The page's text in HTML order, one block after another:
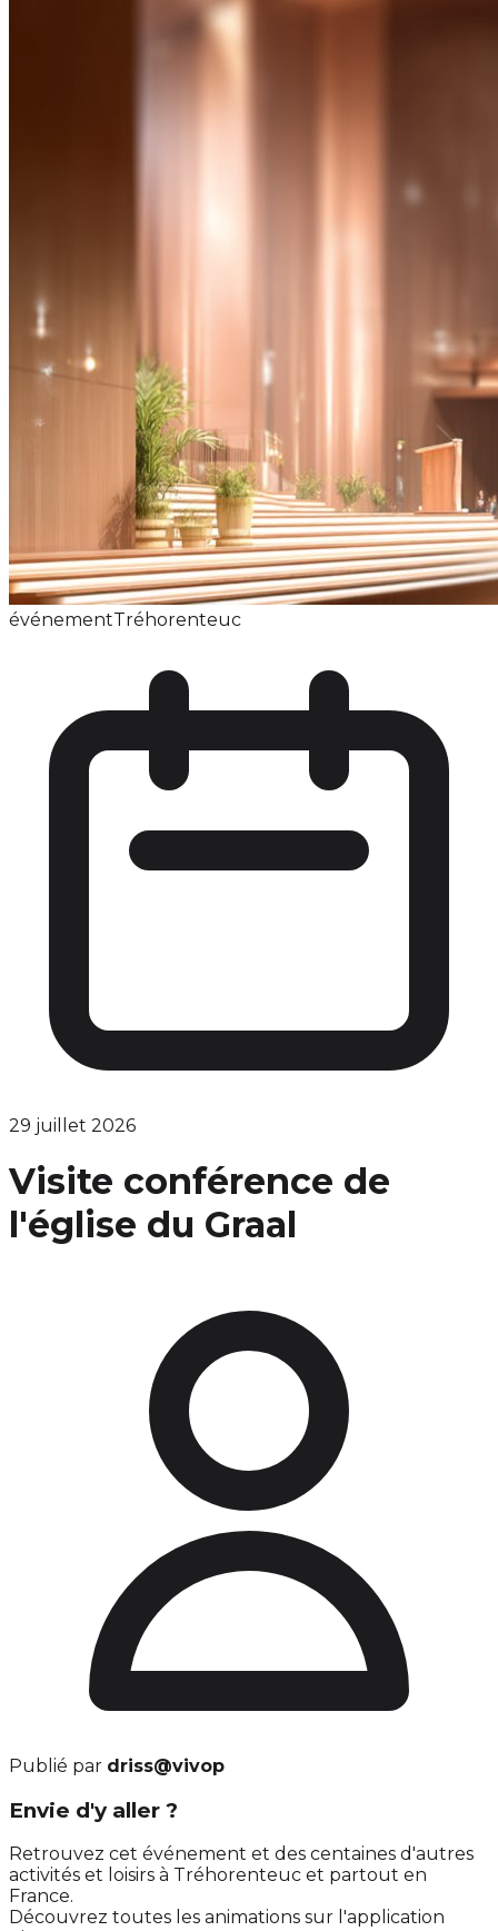
événementTréhorenteuc
29 juillet 2026
Visite conférence de
l'église du Graal
Publié par driss@vivop
Envie d'y aller ?
Retrouvez cet événement et des centaines d'autres
activités et loisirs à Tréhorenteuc et partout en
France.
Découvrez toutes les animations sur l'application